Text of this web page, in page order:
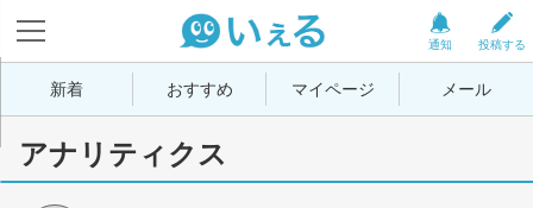
投稿する
通知
新着 おすすめ マイページ メール
アナリティクス